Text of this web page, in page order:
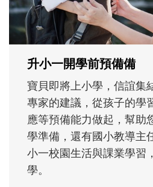
主、角色認同及解決問題
正嘗試用不同的模樣，參